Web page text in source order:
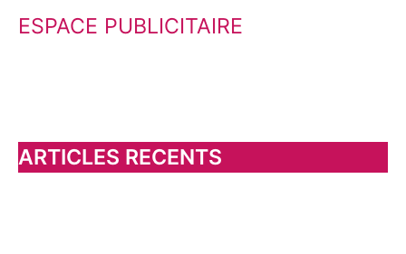
c
h
e
ESPACE PUBLICITAIRE
ARTICLES RECENTS